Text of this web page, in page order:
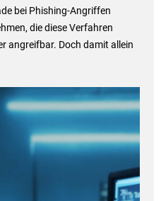
bei Phishing-Angriffen
die diese Verfahren
angreifbar. Doch damit allein